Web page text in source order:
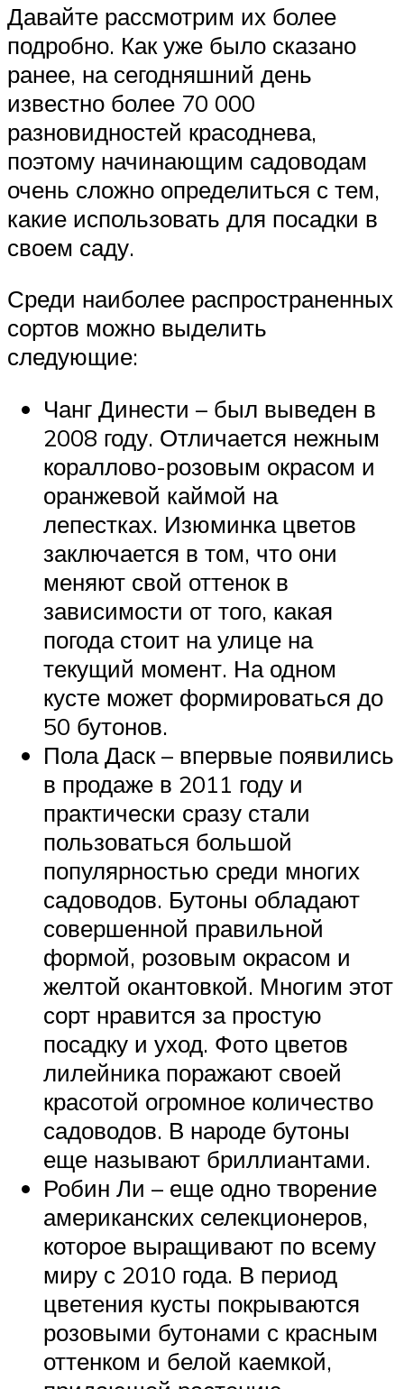
Давайте рассмотрим их более
подробно. Как уже было сказано
ранее, на сегодняшний день
известно более 70 000
разновидностей красоднева,
поэтому начинающим садоводам
очень сложно определиться с тем,
какие использовать для посадки в
своем саду.
Среди наиболее распространенных
сортов можно выделить
следующие:
Чанг Динести – был выведен в
2008 году. Отличается нежным
кораллово-розовым окрасом и
оранжевой каймой на
лепестках. Изюминка цветов
заключается в том, что они
меняют свой оттенок в
зависимости от того, какая
погода стоит на улице на
текущий момент. На одном
кусте может формироваться до
50 бутонов.
Пола Даск – впервые появились
в продаже в 2011 году и
практически сразу стали
пользоваться большой
популярностью среди многих
садоводов. Бутоны обладают
совершенной правильной
формой, розовым окрасом и
желтой окантовкой. Многим этот
сорт нравится за простую
посадку и уход. Фото цветов
лилейника поражают своей
красотой огромное количество
садоводов. В народе бутоны
еще называют бриллиантами.
Робин Ли – еще одно творение
американских селекционеров,
которое выращивают по всему
миру с 2010 года. В период
цветения кусты покрываются
розовыми бутонами с красным
оттенком и белой каемкой,